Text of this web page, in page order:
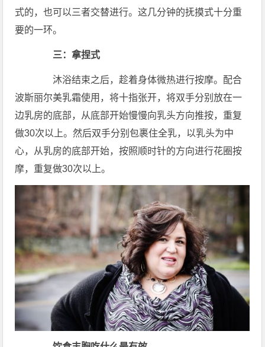
式的，也可以三者交替进行。这几分钟的抚摸式十分重
要的一环。
三：拿捏式
沐浴结束之后，趁着身体微热进行按摩。配合
波斯丽尔美乳霜使用，将十指张开，将双手分别放在一
边乳房的底部，从底部开始慢慢向乳头方向推按，重复
做30次以上。然后双手分别包裹住全乳，以乳头为中
心，从乳房的底部开始，按照顺时针的方向进行花圈按
摩，重复做30次以上。